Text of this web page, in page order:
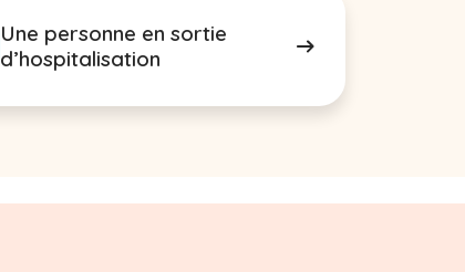
Une personne en sortie
d’hospitalisation